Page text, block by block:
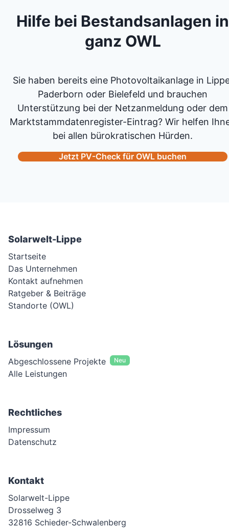
Hilfe bei Bestandsanlagen in
ganz OWL
Sie haben bereits eine Photovoltaikanlage in
Paderborn oder Bielefeld und brauchen
Unterstützung bei der Netzanmeldung oder dem
Marktstammdatenregister-Eintrag? Wir helfen
bei allen bürokratischen Hürden.
Jetzt PV-Check für OWL buchen
Solarwelt-Lippe
Startseite
Das Unternehmen
Kontakt aufnehmen
Ratgeber & Beiträge
Standorte (OWL)
Lösungen
Abgeschlossene Projekte Neu
Alle Leistungen
Rechtliches
Impressum
Datenschutz
Kontakt
Solarwelt-Lippe
Drosselweg 3
32816 Schieder-Schwalenberg